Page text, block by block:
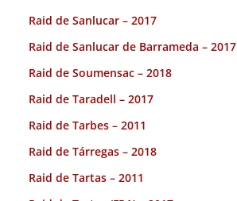
Raid de Sanlucar – 2017
Raid de Sanlucar de Barrameda – 2017
Raid de Soumensac – 2018
Raid de Taradell – 2017
Raid de Tarbes – 2011
Raid de Tárregas – 2018
Raid de Tartas – 2011